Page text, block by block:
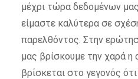
μέχρι τώρα δεδομένων
είμαστε καλύτερα σε
παρελθόντος. Στην
μας βρίσκουμε την χαρά η
βρίσκεται στο γεγονός